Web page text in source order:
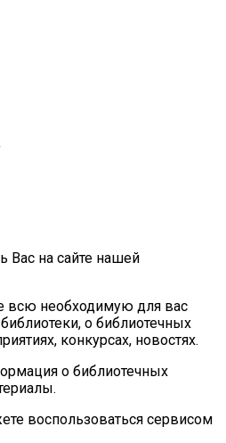
Вас на сайте нашей
всю необходимую для вас
о библиотечных
конкурсах, новостях.
о библиотечных
воспользоваться сервисом